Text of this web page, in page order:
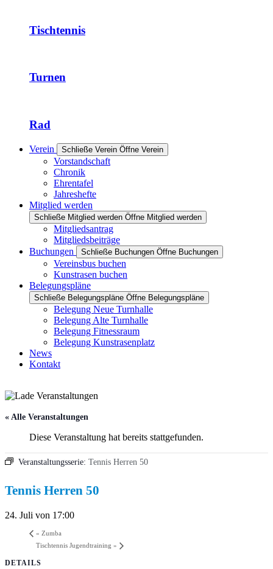
Tischtennis
Turnen
Rad
Verein Schließe Verein Öffne Verein
Vorstandschaft
Chronik
Ehrentafel
Jahreshefte
Mitglied werden
Schließe Mitglied werden Öffne Mitglied werden
Mitgliedsantrag
Mitgliedsbeiträge
Buchungen
Schließe Buchungen Öffne Buchungen
Vereinsbus buchen
Kunstrasen buchen
Belegungspläne
Schließe Belegungspläne Öffne Belegungspläne
Belegung Neue Turnhalle
Belegung Alte Turnhalle
Belegung Fitnessraum
Belegung Kunstrasenplatz
News
Kontakt
« Alle Veranstaltungen
Diese Veranstaltung hat bereits stattgefunden.
Veranstaltungsserie: Tennis Herren 50
Tennis Herren 50
24. Juli von 17:00
« Zumba
Tischtennis Jugendtraining »
DETAILS